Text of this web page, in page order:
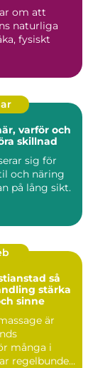
om att
naturliga
fysiskt
skillnad
sig för
och näring
på lång sikt.
så
stärka
sinne
är
många i
regelbunden